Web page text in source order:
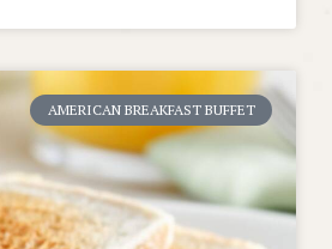
AMERICAN BREAKFAST BUFFET